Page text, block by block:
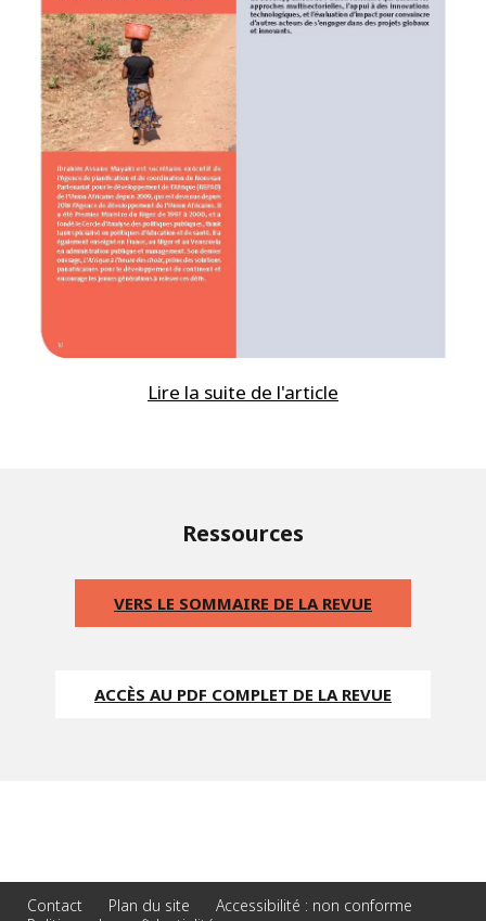
Lire la suite de l'article
Ressources
VERS LE SOMMAIRE DE LA REVUE
ACCÈS AU PDF COMPLET DE LA REVUE
Contact Plan du site
Accessibilité : non conforme